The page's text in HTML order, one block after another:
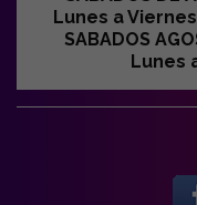
Lunes a
SABADOS
Lunes